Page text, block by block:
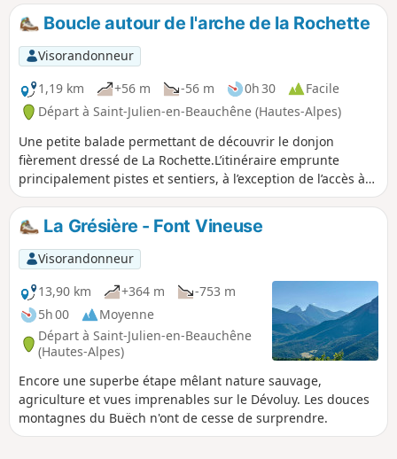
Boucle autour de l'arche de la Rochette
Visorandonneur
1,19 km
+56 m -56 m 0h 30
Facile
Départ à Saint-Julien-en-Beauchêne (Hautes-Alpes)
Une petite balade permettant de découvrir le donjon
fièrement dressé de La Rochette.L’itinéraire emprunte
principalement pistes et sentiers, à l’exception de l’accès à
la seconde arche, qui se fait par une vire oblique
nécessitant de se faufiler avec souplesse dans une forêt de
buis et de remonter une vire rocheuse avec quelques
mouvements proches de l’escalade.
La Grésière - Font Vineuse
Visorandonneur
13,90 km
+364 m
-753 m
5h 00
Moyenne
Départ à Saint-Julien-en-Beauchêne
(Hautes-Alpes)
Encore une superbe étape mêlant nature sauvage,
agriculture et vues imprenables sur le Dévoluy. Les douces
montagnes du Buëch n'ont de cesse de surprendre.